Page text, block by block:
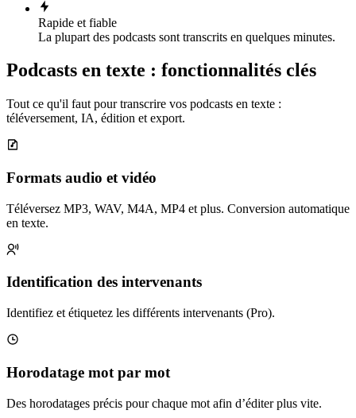
Rapide et fiable
La plupart des podcasts sont transcrits en quelques minutes.
Podcasts en texte : fonctionnalités clés
Tout ce qu'il faut pour transcrire vos podcasts en texte :
téléversement, IA, édition et export.
Formats audio et vidéo
Téléversez MP3, WAV, M4A, MP4 et plus. Conversion automatique
en texte.
Identification des intervenants
Identifiez et étiquetez les différents intervenants (Pro).
Horodatage mot par mot
Des horodatages précis pour chaque mot afin d’éditer plus vite.